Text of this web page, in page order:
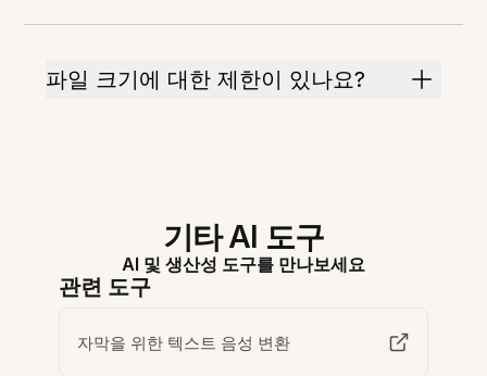
파일 크기에 대한 제한이 있나요?
기타 AI 도구
AI 및 생산성 도구를 만나보세요
관련 도구
자막을 위한 텍스트 음성 변환